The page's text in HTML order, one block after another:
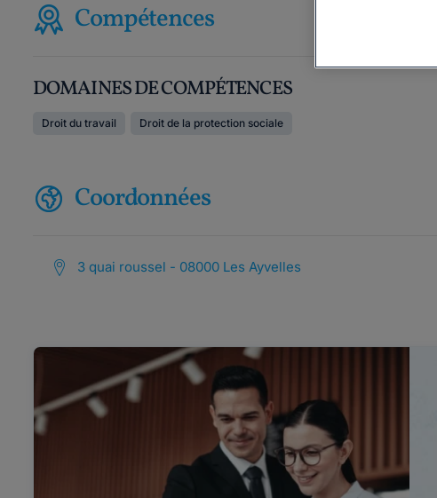
Compétences
DOMAINES DE COMPÉTENCES
Droit du travail Droit de la protection sociale
Coordonnées
3 quai roussel - 08000 Les Ayvelles